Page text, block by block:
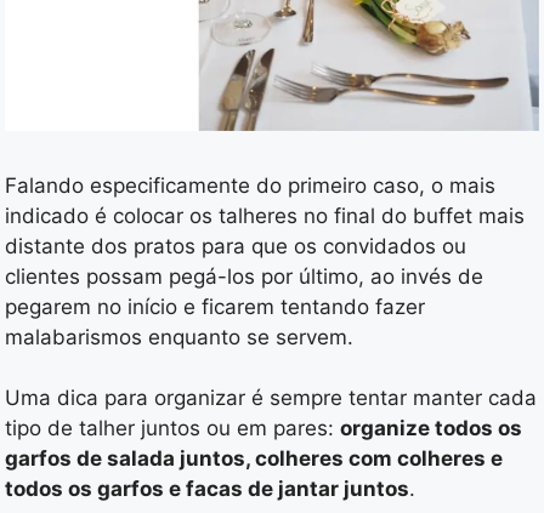
Falando especificamente do primeiro caso, o mais
indicado é colocar os talheres no final do buffet mais
distante dos pratos para que os convidados ou
clientes possam pegá-los por último, ao invés de
pegarem no início e ficarem tentando fazer
malabarismos enquanto se servem.
Uma dica para organizar é sempre tentar manter cada
tipo de talher juntos ou em pares: organize todos os
garfos de salada juntos, colheres com colheres e
todos os garfos e facas de jantar juntos.